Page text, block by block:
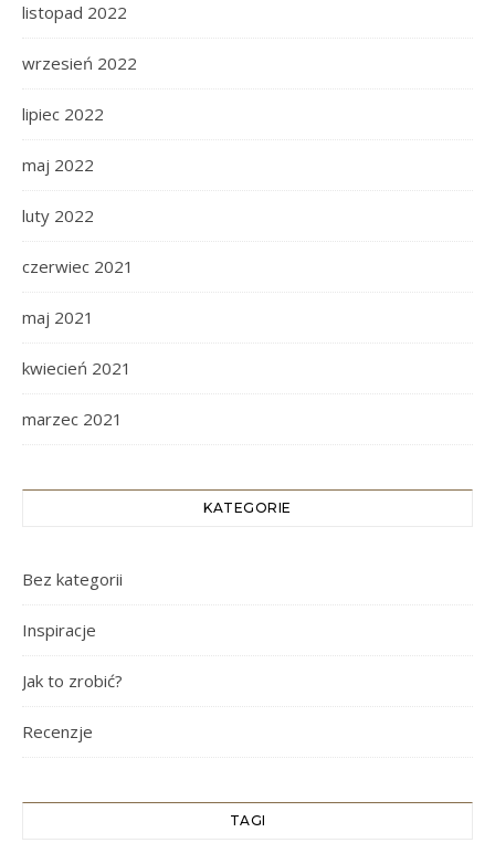
listopad 2022
wrzesień 2022
lipiec 2022
maj 2022
luty 2022
czerwiec 2021
maj 2021
kwiecień 2021
marzec 2021
KATEGORIE
Bez kategorii
Inspiracje
Jak to zrobić?
Recenzje
TAGI